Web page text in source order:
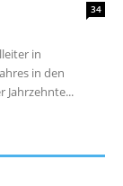
34
in
in den
Jahrzehnte...